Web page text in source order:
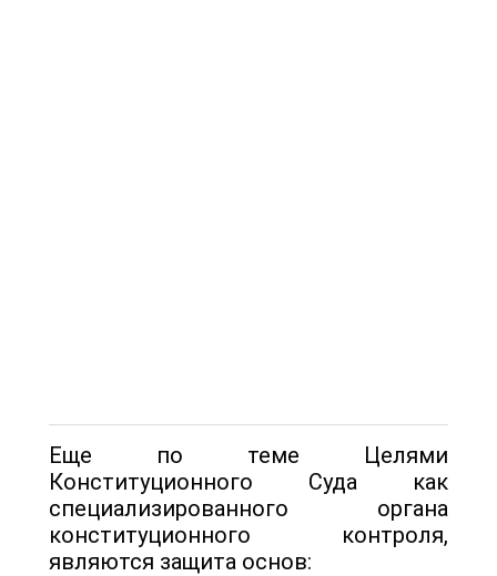
Еще по теме Целями
Конституционного Суда как
специализированного органа
конституционного контроля,
являются защита основ: